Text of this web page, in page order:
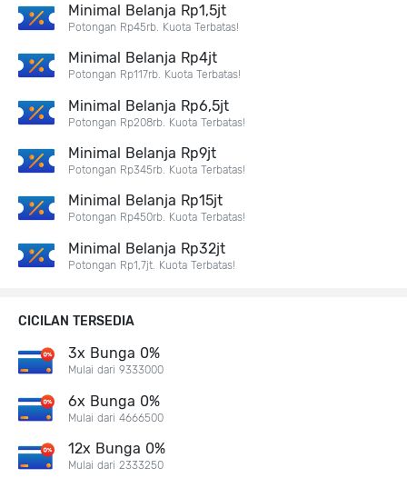
Minimal Belanja Rp1,5jt
Potongan Rp45rb. Kuota Terbatas!
Minimal Belanja Rp4jt
Potongan Rp117rb. Kuota Terbatas!
Minimal Belanja Rp6,5jt
Potongan Rp208rb. Kuota Terbatas!
Minimal Belanja Rp9jt
Potongan Rp345rb. Kuota Terbatas!
Minimal Belanja Rp15jt
Potongan Rp450rb. Kuota Terbatas!
Minimal Belanja Rp32jt
Potongan Rp1,7jt. Kuota Terbatas!
CICILAN TERSEDIA
3x Bunga 0%
Mulai dari 9333000
6x Bunga 0%
Mulai dari 4666500
12x Bunga 0%
Mulai dari 2333250